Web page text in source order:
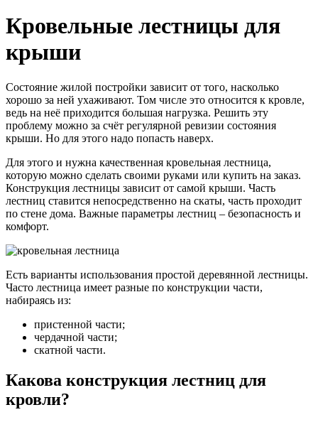
Кровельные лестницы для
крыши
Состояние жилой постройки зависит от того, насколько
хорошо за ней ухаживают. Том числе это относится к кровле,
ведь на неё приходится большая нагрузка. Решить эту
проблему можно за счёт регулярной ревизии состояния
крыши. Но для этого надо попасть наверх.
Для этого и нужна качественная кровельная лестница,
которую можно сделать своими руками или купить на заказ.
Конструкция лестницы зависит от самой крыши. Часть
лестниц ставится непосредственно на скаты, часть проходит
по стене дома. Важные параметры лестниц – безопасность и
комфорт.
Есть варианты использования простой деревянной лестницы.
Часто лестница имеет разные по конструкции части,
набираясь из:
пристенной части;
чердачной части;
скатной части.
Какова конструкция лестниц для
кровли?